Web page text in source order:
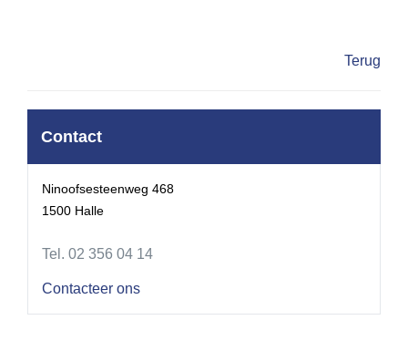
Terug
Contact
Ninoofsesteenweg 468
1500 Halle
Tel. 02 356 04 14
Contacteer ons